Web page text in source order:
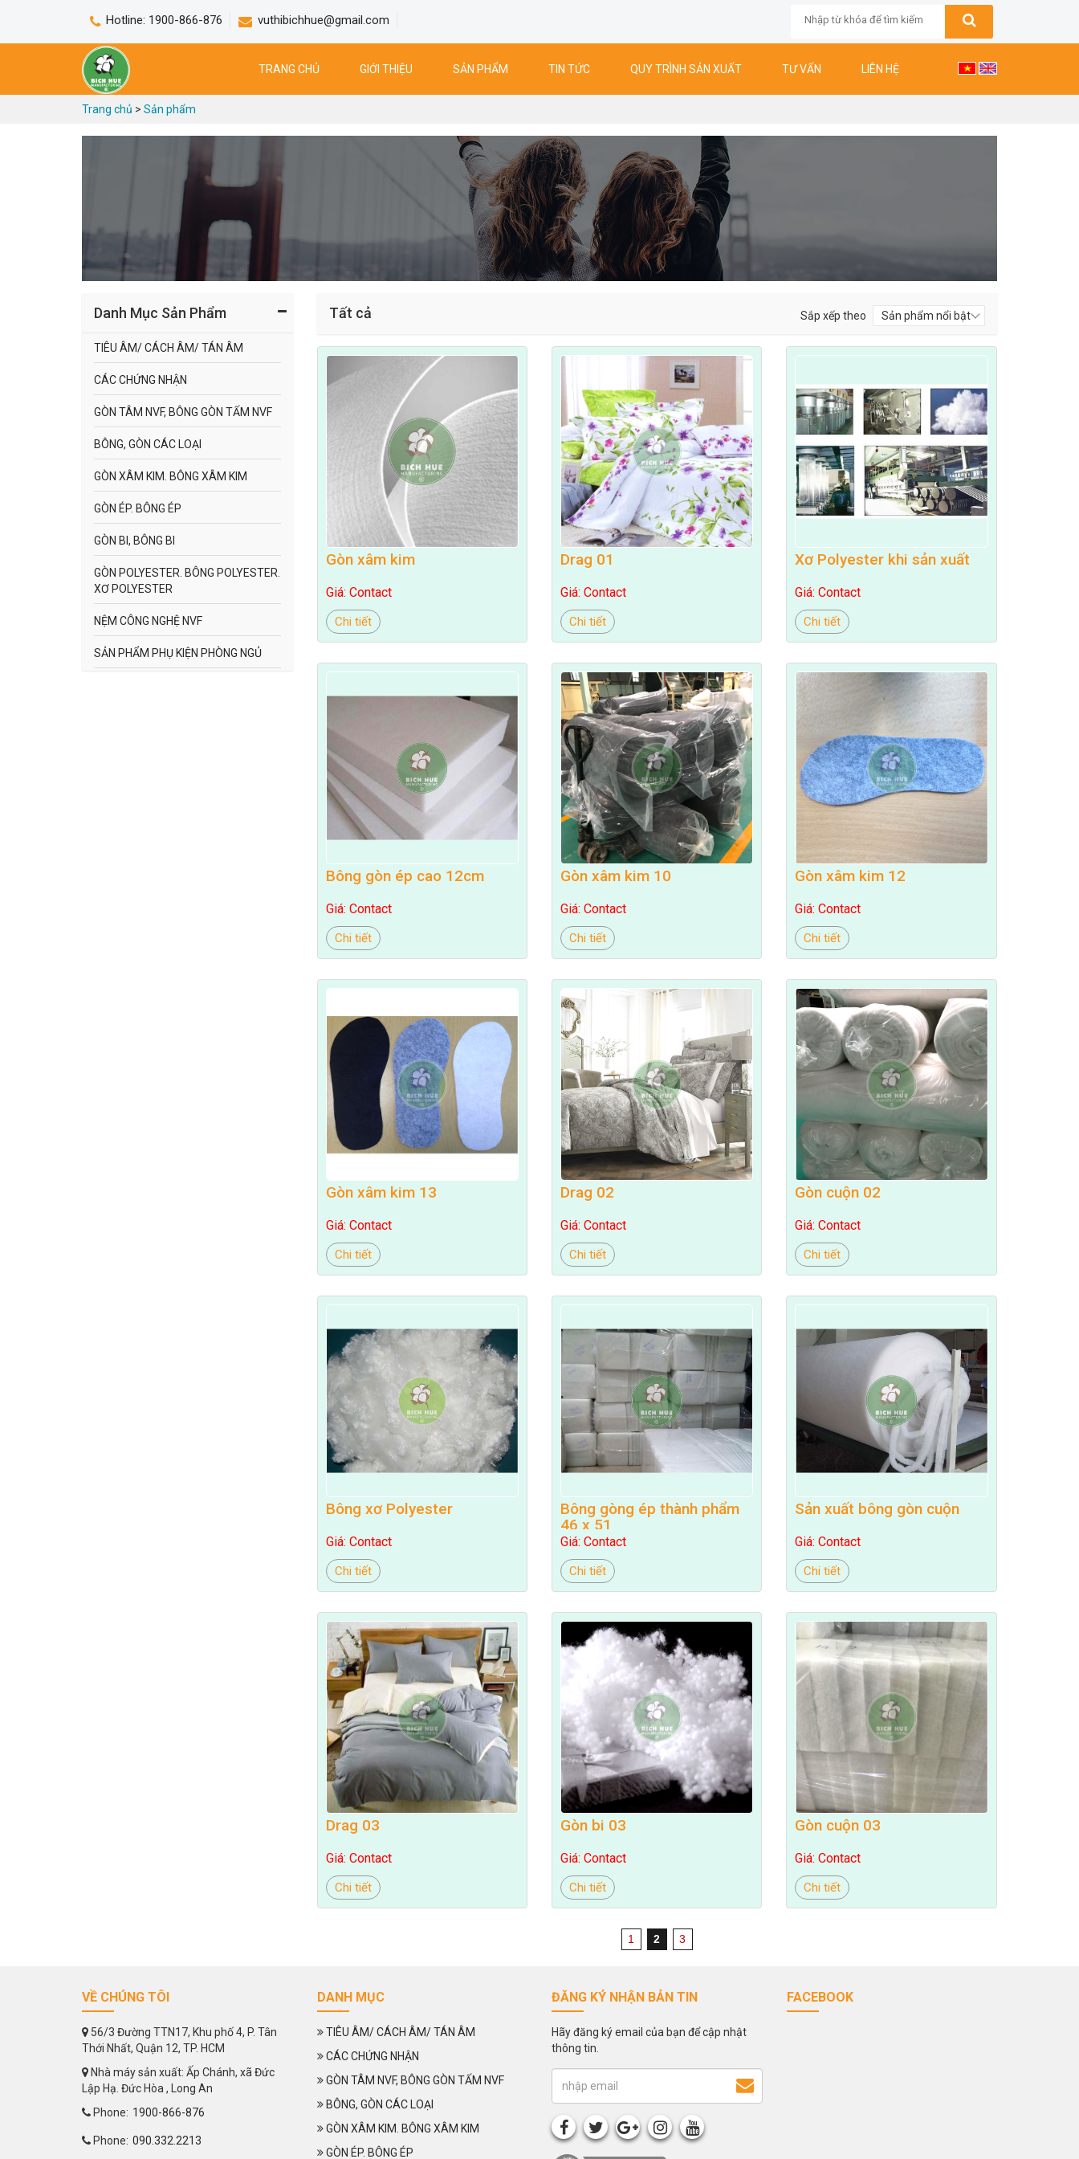
Hotline: 1900-866-876 vuthibichhue@gmail.com
TRANG CHỦ GIỚI THIỆU SẢN PHẨM TIN TỨC QUY TRÌNH SẢN XUẤT TƯ VẤN LIÊN HỆ
Trang chủ > Sản phẩm
Danh Mục Sản Phẩm
TIÊU ÂM/ CÁCH ÂM/ TÁN ÂM
CÁC CHỨNG NHẬN
GÒN TÂM NVF, BÔNG GÒN TẤM NVF
BÔNG, GÒN CÁC LOẠI
GÒN XÂM KIM. BÔNG XÂM KIM
GÒN ÉP. BÔNG ÉP
GÒN BI, BÔNG BI
GÒN POLYESTER. BÔNG POLYESTER.
XƠ POLYESTER
NỆM CÔNG NGHỆ NVF
SẢN PHẨM PHỤ KIỆN PHÒNG NGỦ
Tất cả Sắp xếp theo
Gòn xâm kim
Giá: Contact
Chi tiết
Drag 01
Giá: Contact
Chi tiết
Xơ Polyester khi sản xuất
Giá: Contact
Chi tiết
Bông gòn ép cao 12cm
Giá: Contact
Chi tiết
Gòn xâm kim 10
Giá: Contact
Chi tiết
Gòn xâm kim 12
Giá: Contact
Chi tiết
Gòn xâm kim 13
Giá: Contact
Chi tiết
Drag 02
Giá: Contact
Chi tiết
Gòn cuộn 02
Giá: Contact
Chi tiết
Bông xơ Polyester
Giá: Contact
Chi tiết
Bông gòng ép thành phẩm
46 x 51
Giá: Contact
Chi tiết
Sản xuất bông gòn cuộn
Giá: Contact
Chi tiết
Drag 03
Giá: Contact
Chi tiết
Gòn bi 03
Giá: Contact
Chi tiết
Gòn cuộn 03
Giá: Contact
Chi tiết
1 2 3
VỀ CHÚNG TÔI
56/3 Đường TTN17, Khu phố 4, P. Tân
Thới Nhất, Quận 12, TP. HCM
Nhà máy sản xuất: Ấp Chánh, xã Đức
Lập Hạ. Đức Hòa , Long An
Phone: 1900-866-876
Phone: 090.332.2213
DANH MỤC
TIÊU ÂM/ CÁCH ÂM/ TÁN ÂM
CÁC CHỨNG NHẬN
GÒN TÂM NVF, BÔNG GÒN TẤM NVF
BÔNG, GÒN CÁC LOẠI
GÒN XÂM KIM. BÔNG XÂM KIM
GÒN ÉP. BÔNG ÉP
ĐĂNG KÝ NHẬN BẢN TIN
Hãy đăng ký email của bạn để cập nhật
thông tin.
FACEBOOK